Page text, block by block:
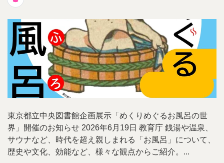
東京都立中央図書館企画展示「めくりめぐるお風呂の世
界」開催のお知らせ 2026年6月19日 教育庁 銭湯や温泉、
サウナなど、時代を超え親しまれる「お風呂」について、
歴史や文化、効能など、様々な観点からご紹介。...